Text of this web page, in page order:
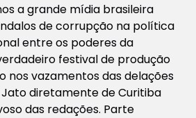
a grande mídia brasileira
de corrupção na política
entre os poderes da
festival de produção
nos vazamentos das delações
diretamente de Curitiba
das redações. Parte